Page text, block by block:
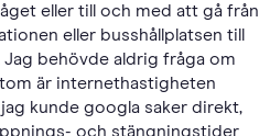
eller till och med att gå från
eller busshållplatsen till
Jag behövde aldrig fråga om
är internethastigheten
kunde googla saker direkt,
och stängningstider